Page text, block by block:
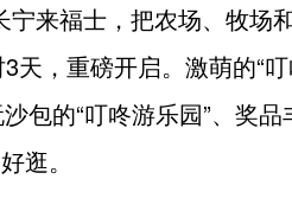
来福士，把农场、牧场
天，重磅开启。激萌的“
包的“叮咚游乐园”、奖品
逛。